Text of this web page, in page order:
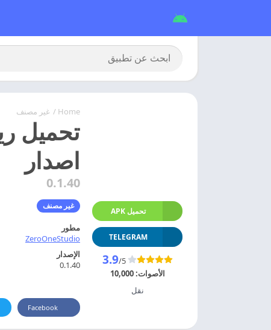
Home
/ غير مصنف
اصدار
0.1.40
غير مصنف
تحميل APK
TELEGRAM
3.9/5
الأصوات:10,000
نقل
مطور
ZeroOneStudio
الإصدار
0.1.40
Facebook